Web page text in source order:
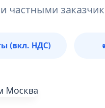
частными
(вкл. НДС)